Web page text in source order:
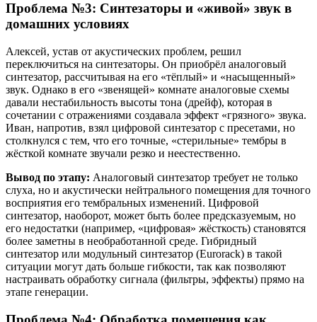
Проблема №3: Синтезаторы и «живой» звук в
домашних условиях
Алексей, устав от акустических проблем, решил
переключиться на синтезаторы. Он приобрёл аналоговый
синтезатор, рассчитывая на его «тёплый» и «насыщенный»
звук. Однако в его «звенящей» комнате аналоговые схемы
давали нестабильность высоты тона (дрейф), которая в
сочетании с отражениями создавала эффект «грязного» звука.
Иван, напротив, взял цифровой синтезатор с пресетами, но
столкнулся с тем, что его точные, «стерильные» тембры в
жёсткой комнате звучали резко и неестественно.
Вывод по этапу: Аналоговый синтезатор требует не только
слуха, но и акустически нейтрального помещения для точного
восприятия его тембральных изменений. Цифровой
синтезатор, наоборот, может быть более предсказуемым, но
его недостатки (например, «цифровая» жёсткость) становятся
более заметны в необработанной среде. Гибридный
синтезатор или модульный синтезатор (Eurorack) в такой
ситуации могут дать больше гибкости, так как позволяют
настраивать обработку сигнала (фильтры, эффекты) прямо на
этапе генерации.